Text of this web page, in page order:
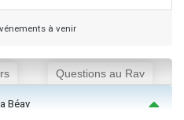
à venir
Questions au Rav
Béav